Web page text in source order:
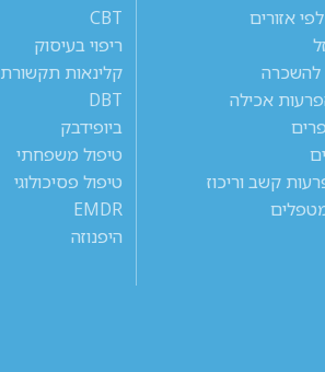
אזורים
להשכרה
אכילה
קשב וריכוז
CBT
ריפוי בעיסוק
קלינאות תקשורת
DBT
ביופידבק
טיפול משפחתי
טיפול פסיכולוגי
EMDR
היפנוזה